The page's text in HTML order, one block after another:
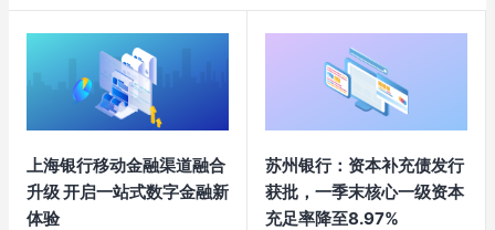
上海银行移动金融渠道融合
升级 开启一站式数字金融新
体验
苏州银行：资本补充债发行
获批，一季末核心一级资本
充足率降至8.97%